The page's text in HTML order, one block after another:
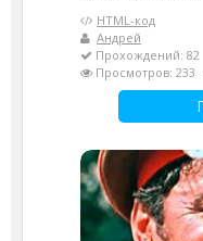
HTML-код
Андрей
Прохождений: 82
Просмотров: 233